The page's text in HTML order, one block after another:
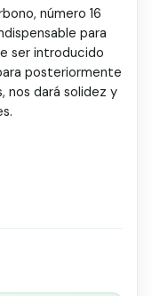
número 16
para
ser introducido
posteriormente
nos dará solidez y